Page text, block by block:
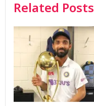
Related Posts